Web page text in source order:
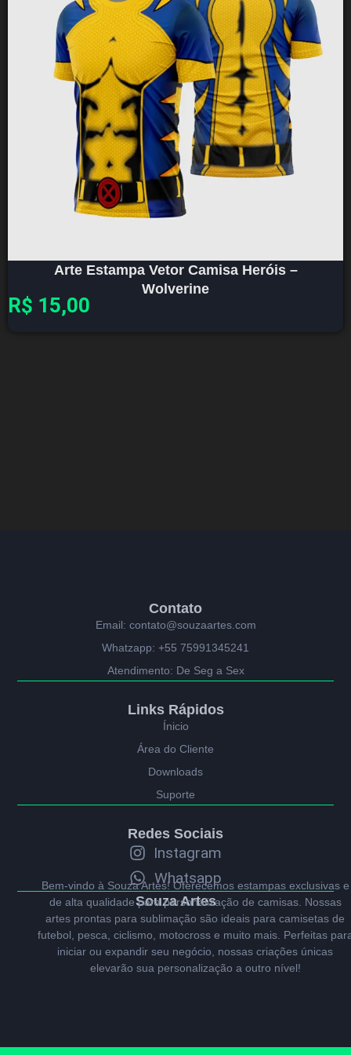
Arte Estampa Vetor Camisa Heróis –
Wolverine
R$ 15,00
Souza Artes
Bem-vindo à Souza Artes! Oferecemos estampas exclusivas e
de alta qualidade para personalização de camisas. Nossas
artes prontas para sublimação são ideais para camisetas de
futebol, pesca, ciclismo, motocross e muito mais. Perfeitas
iniciar ou expandir seu negócio, nossas criações únicas
elevarão sua personalização a outro nível!
Contato
Email: contato@souzaartes.com
Whatzapp: +55 75991345241
Atendimento: De Seg a Sex
Redes Sociais
Instagram
Whatsapp
Links Rápidos
Ínicio
Área do Cliente
Downloads
Suporte